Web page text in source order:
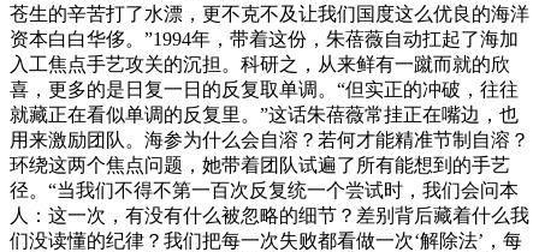
苍生的辛苦打了水漂，更不克不及让我们国度这么优良的海洋
资本白白华侈。”1994年，带着这份，朱蓓薇自动扛起了海加
入工焦点手艺攻关的沉担。科研之，从来鲜有一蹴而就的欣
喜，更多的是日复一日的反复取单调。“但实正的冲破，往往
就藏正在看似单调的反复里。”这话朱蓓薇常挂正在嘴边，也
用来激励团队。海参为什么会自溶？若何才能精准节制自溶？
环绕这两个焦点问题，她带着团队试遍了所有能想到的手艺
径。“当我们不得不第一百次反复统一个尝试时，我们会问本
人：这一次，有没有什么被忽略的细节？差别背后藏着什么我
们没读懂的纪律？我们把每一次失败都看做一次‘解除法’，每